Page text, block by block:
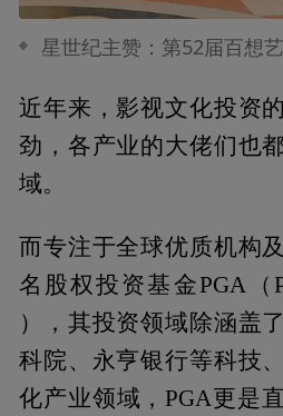
星世纪主赞：第52届百想
近年来，影视文化投资
劲，各产业的大佬们也
域。
而专注于全球优质机构
名股权投资基金PGA（
），其投资领域除涵盖
科院、永亨银行等科技
化产业领域，PGA更是